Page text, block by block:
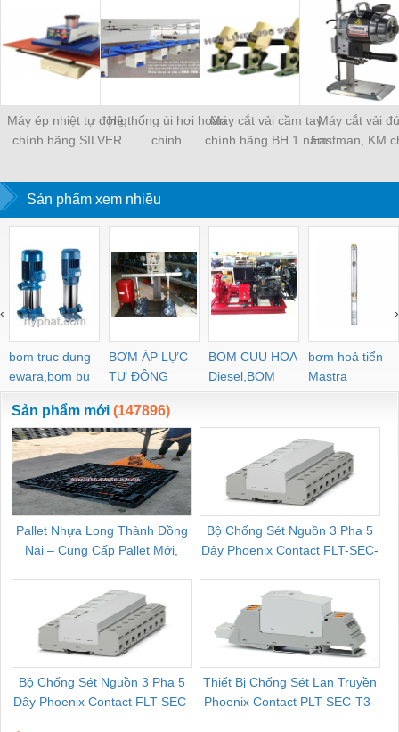
Máy ép nhiệt tự động
chính hãng SILVER
Hệ thống ủi hơi hoàn
chỉnh
Máy cắt vải cầm tay
chính hãng BH 1 năm
Máy cắt vải
Eastman, KM
nguyên kiện
Sản phẩm xem nhiều
bom truc dung
ewara,bom bu
ewara
BƠM ÁP LỰC
TỰ ĐỘNG
BOM CUU HOA
Diesel,BOM
CHUA CHAY
bơm hoả tiển
Mastra
‹ ›
Sản phẩm mới (147896)
Pallet Nhựa Long Thành Đồng
Nai – Cung Cấp Pallet Mới,
Bộ Chống Sét Nguồn 3 Pha 5
Dây Phoenix Contact FLT-SEC-
Bộ Chống Sét Nguồn 3 Pha 5
Dây Phoenix Contact FLT-SEC-
Thiết Bị Chống Sét Lan Truyền
Phoenix Contact PLT-SEC-T3-